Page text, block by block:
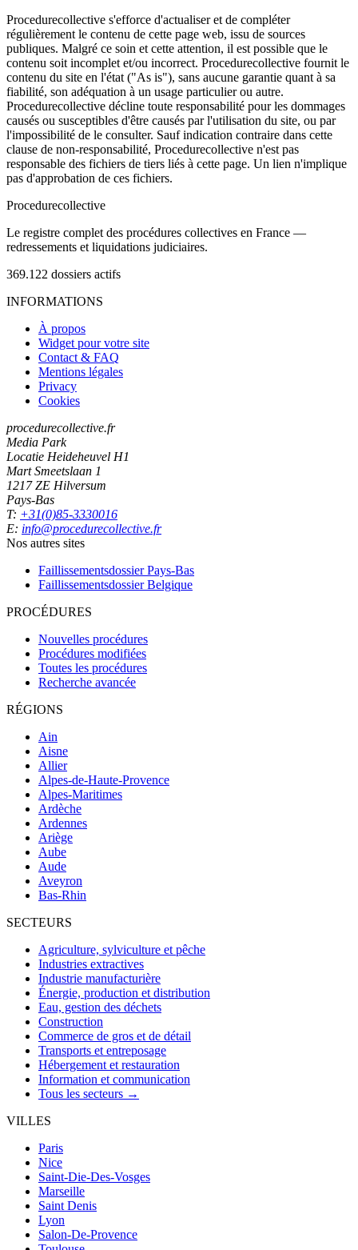
Procedurecollective s'efforce d'actualiser et de compléter
régulièrement le contenu de cette page web, issu de sources
publiques. Malgré ce soin et cette attention, il est possible que le
contenu soit incomplet et/ou incorrect. Procedurecollective fournit le
contenu du site en l'état ("As is"), sans aucune garantie quant à sa
fiabilité, son adéquation à un usage particulier ou autre.
Procedurecollective décline toute responsabilité pour les dommages
causés ou susceptibles d'être causés par l'utilisation du site, ou par
l'impossibilité de le consulter. Sauf indication contraire dans cette
clause de non-responsabilité, Procedurecollective n'est pas
responsable des fichiers de tiers liés à cette page. Un lien n'implique
pas d'approbation de ces fichiers.
Procedurecollective
Le registre complet des procédures collectives en France —
redressements et liquidations judiciaires.
369.122 dossiers actifs
INFORMATIONS
À propos
Widget pour votre site
Contact & FAQ
Mentions légales
Privacy
Cookies
procedurecollective.fr
Media Park
Locatie Heideheuvel H1
Mart Smeetslaan 1
1217 ZE Hilversum
Pays-Bas
T: +31(0)85-3330016
E: info@procedurecollective.fr
Nos autres sites
Faillissementsdossier Pays-Bas
Faillissementsdossier Belgique
PROCÉDURES
Nouvelles procédures
Procédures modifiées
Toutes les procédures
Recherche avancée
RÉGIONS
Ain
Aisne
Allier
Alpes-de-Haute-Provence
Alpes-Maritimes
Ardèche
Ardennes
Ariège
Aube
Aude
Aveyron
Bas-Rhin
SECTEURS
Agriculture, sylviculture et pêche
Industries extractives
Industrie manufacturière
Énergie, production et distribution
Eau, gestion des déchets
Construction
Commerce de gros et de détail
Transports et entreposage
Hébergement et restauration
Information et communication
Tous les secteurs →
VILLES
Paris
Nice
Saint-Die-Des-Vosges
Marseille
Saint Denis
Lyon
Salon-De-Provence